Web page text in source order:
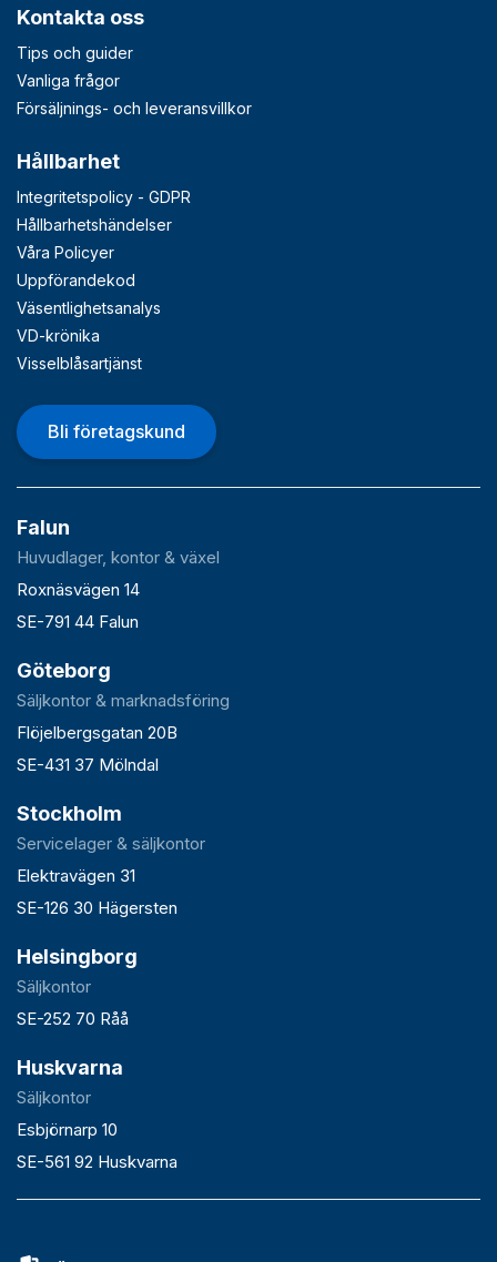
Kontakta oss
Tips och guider
Vanliga frågor
Försäljnings- och leveransvillkor
Hållbarhet
Integritetspolicy - GDPR
Hållbarhetshändelser
Våra Policyer
Uppförandekod
Väsentlighetsanalys
VD-krönika
Visselblåsartjänst
Bli företagskund
Falun
Huvudlager, kontor & växel
Roxnäsvägen 14
SE-791 44 Falun
Göteborg
Säljkontor & marknadsföring
Flöjelbergsgatan 20B
SE-431 37 Mölndal
Stockholm
Servicelager & säljkontor
Elektravägen 31
SE-126 30 Hägersten
Helsingborg
Säljkontor
SE-252 70 Råå
Huskvarna
Säljkontor
Esbjörnarp 10
SE-561 92 Huskvarna